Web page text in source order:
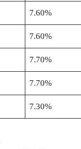
7.60%
7.60%
7.70%
7.70%
7.30%